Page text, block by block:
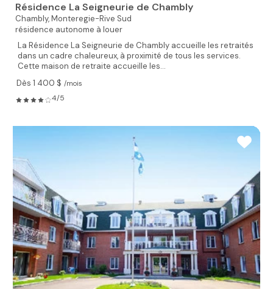
Résidence La Seigneurie de Chambly
Chambly,Monteregie-Rive Sud
résidence autonome à louer
La Résidence La Seigneurie de Chambly accueille les retraités
dans un cadre chaleureux, à proximité de tous les services.
Cette maison de retraite accueille les...
Dès 1 400 $ /mois
4/5